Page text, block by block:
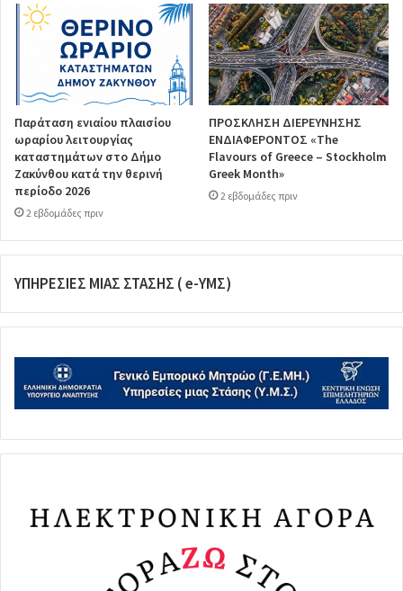
Παράταση ενιαίου πλαισίου
ωραρίου λειτουργίας
καταστημάτων στο Δήμο
Ζακύνθου κατά την θερινή
περίοδο 2026
2 εβδομάδες πριν
ΠΡΟΣΚΛΗΣΗ ΔΙΕΡΕΥΝΗΣΗΣ
ΕΝΔΙΑΦΕΡΟΝΤΟΣ «The
Flavours of Greece – Stockholm
Greek Month»
2 εβδομάδες πριν
ΥΠΗΡΕΣΙΕΣ ΜΙΑΣ ΣΤΑΣΗΣ ( e-ΥΜΣ)